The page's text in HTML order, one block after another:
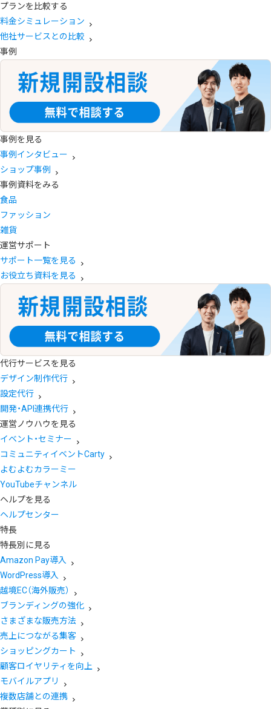
プランを比較する
料金シミュレーション
他社サービスとの比較
事例
事例を見る
事例インタビュー
ショップ事例
事例資料をみる
食品
ファッション
雑貨
運営サポート
サポート一覧を見る
お役立ち資料を見る
代行サービスを見る
デザイン制作代行
設定代行
開発・API連携代行
運営ノウハウを見る
イベント・セミナー
コミュニティイベントCarty
よむよむカラーミー
YouTubeチャンネル
ヘルプを見る
ヘルプセンター
特長
特長別に見る
Amazon Pay導入
WordPress導入
越境EC（海外販売）
ブランディングの強化
さまざまな販売方法
売上につながる集客
ショッピングカート
顧客ロイヤリティを向上
モバイルアプリ
複数店舗との連携